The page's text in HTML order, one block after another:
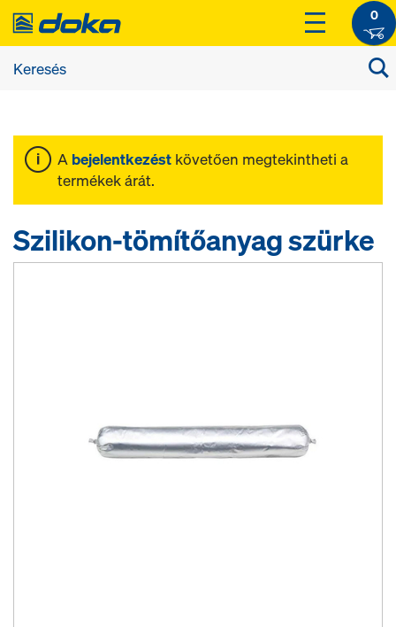
0
A bejelentkezést követően megtekintheti a
termékek árát.
Szilikon-tömítőanyag szürke